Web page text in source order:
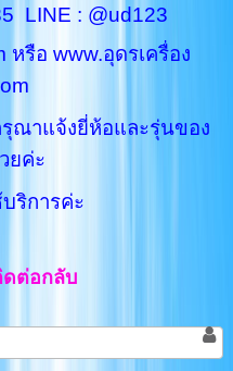
LINE : @ud123
รือ www.อุดรเครื่อง
ณาแจ้งยี่ห้อและรุ่นของ
ยค่ะ
ริการค่ะ
ต่อกลับ